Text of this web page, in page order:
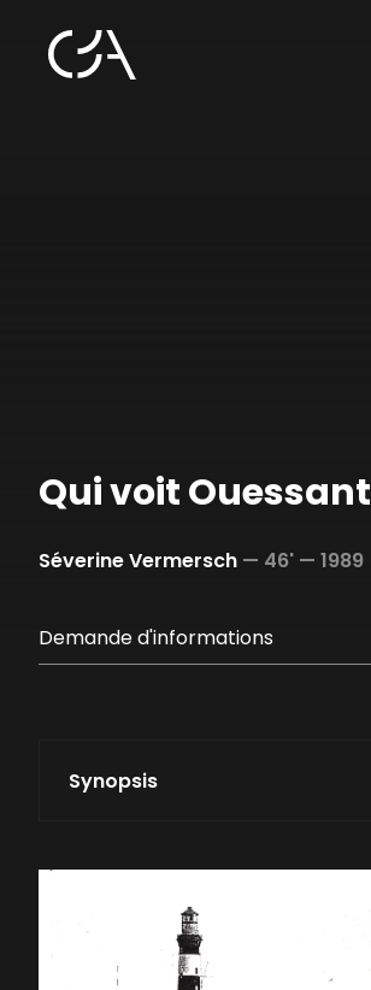
Qui voit Ouessant
Séverine Vermersch — 46' — 1989
Demande d'informations
Synopsis